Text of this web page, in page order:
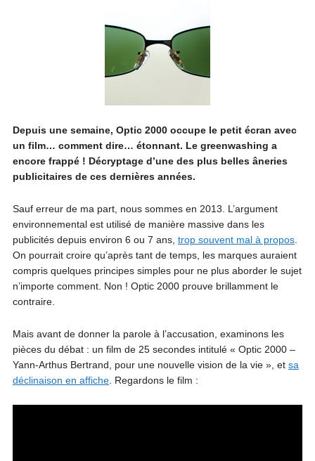
Depuis une semaine, Optic 2000 occupe le petit écran avec
un film… comment dire… étonnant. Le greenwashing a
encore frappé ! Décryptage d’une des plus belles âneries
publicitaires de ces dernières années.
Sauf erreur de ma part, nous sommes en 2013. L’argument
environnemental est utilisé de manière massive dans les
publicités depuis environ 6 ou 7 ans, trop souvent mal à propos.
On pourrait croire qu’après tant de temps, les marques auraient
compris quelques principes simples pour ne plus aborder le sujet
n’importe comment. Non ! Optic 2000 prouve brillamment le
contraire.
Mais avant de donner la parole à l’accusation, examinons les
pièces du débat : un film de 25 secondes intitulé « Optic 2000 –
Yann-Arthus Bertrand, pour une nouvelle vision de la vie », et sa
déclinaison en affiche. Regardons le film :